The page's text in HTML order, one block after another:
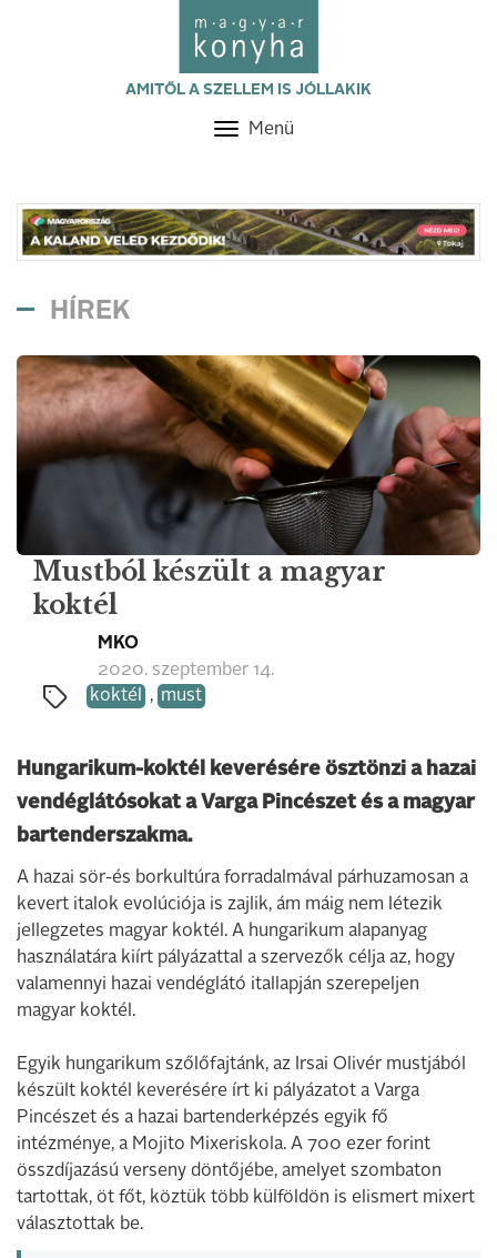
AMITŐL A SZELLEM IS JÓLLAKIK
Toggle
Menü
HÍREK
Mustból készült a magyar
koktél
MKO
2020. szeptember 14.
koktél
, must
Hungarikum-koktél keverésére ösztönzi a hazai
vendéglátósokat a Varga Pincészet és a magyar
bartenderszakma.
A hazai sör-és borkultúra forradalmával párhuzamosan a
kevert italok evolúciója is zajlik, ám máig nem létezik
jellegzetes magyar koktél. A hungarikum alapanyag
használatára kiírt pályázattal a szervezők célja az, hogy
valamennyi hazai vendéglátó itallapján szerepeljen
magyar koktél.
Egyik hungarikum szőlőfajtánk, az Irsai Olivér mustjából
készült koktél keverésére írt ki pályázatot a Varga
Pincészet és a hazai bartenderképzés egyik fő
intézménye, a Mojito Mixeriskola. A 700 ezer forint
összdíjazású verseny döntőjébe, amelyet szombaton
tartottak, öt főt, köztük több külföldön is elismert mixert
választottak be.